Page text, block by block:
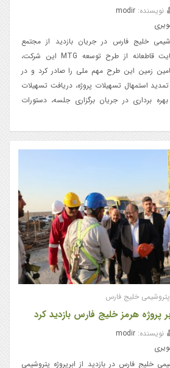
نویسنده: modir
خلیج فارس در جریان بازدید از مجتمع
پتروشیمی آپادانا ضمن حمایت قاطعانه از طرح توسعه MTG این شرکت،
زمین این طرح مهم ملی را صادر کرد و در
استمهال تسهیلات پروژه، دریافت تسهیلات
برداری در جریان برگزاری جلسه، دستورات
پتروشیمی خلیج فارس
پروژه هرمز خلیج فارس بازدید کرد
نویسنده: modir
خلیج فارس در بازدید از ابرپروژه پتروشیمی